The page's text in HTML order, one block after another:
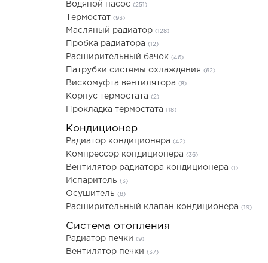
Водяной насос (251)
Термостат (93)
Масляный радиатор (128)
Пробка радиатора (12)
Расширительный бачок (46)
Патрубки системы охлаждения (62)
Вискомуфта вентилятора (8)
Корпус термостата (2)
Прокладка термостата (18)
Кондиционер
Радиатор кондиционера (42)
Компрессор кондиционера (36)
Вентилятор радиатора кондиционера (1)
Испаритель (3)
Осушитель (8)
Расширительный клапан кондиционера (19)
Система отопления
Радиатор печки (9)
Вентилятор печки (37)